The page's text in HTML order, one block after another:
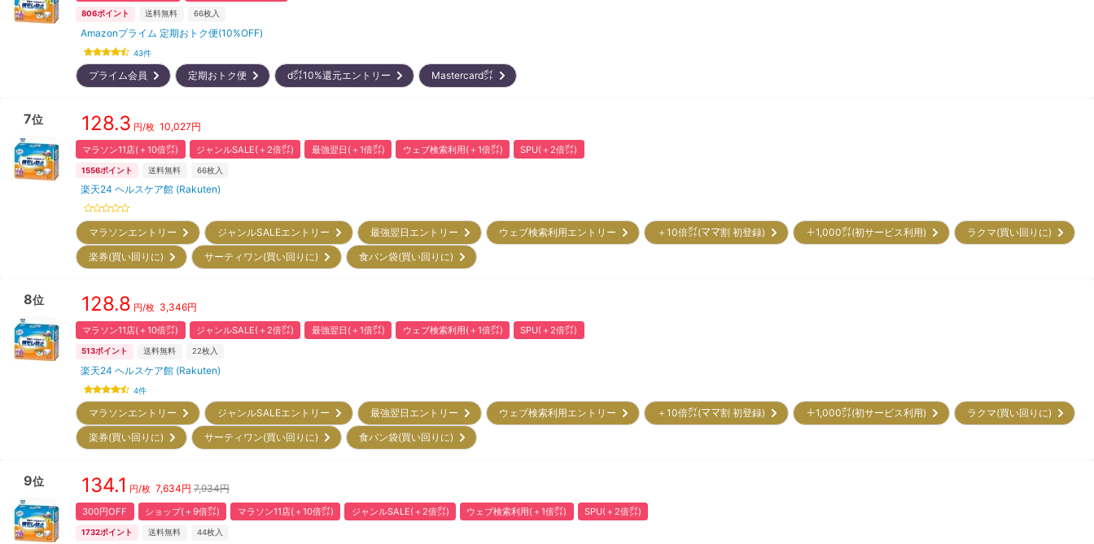
806ポイント 送料無料 66枚入
Amazonプライム 定期おトク便(10%OFF)
43件
プライム会員 定期おトク便 d㌽10%還元エントリー Mastercard㌽
7位 128.3 円/枚 10,027円
マラソン11店(＋10倍㌽) ジャンルSALE(＋2倍㌽) 最強翌日(＋1倍㌽) ウェブ検索利用(＋1倍㌽) SPU(＋2倍㌽)
1556ポイント 送料無料 66枚入
楽天24 ヘルスケア館 (Rakuten)
マラソンエントリー ジャンルSALEエントリー 最強翌日エントリー ウェブ検索利用エントリー ＋10倍㌽(ママ割 初登録) ＋1,000㌽(初サービス利用)
ラクマ(買い回りに)
楽券(買い回りに)
サーティワン(買い回りに) 食パン袋(買い回りに)
8位 128.8 円/枚 3,346円
マラソン11店(＋10倍㌽) ジャンルSALE(＋2倍㌽) 最強翌日(＋1倍㌽) ウェブ検索利用(＋1倍㌽) SPU(＋2倍㌽)
513ポイント 送料無料 22枚入
楽天24 ヘルスケア館 (Rakuten)
4件
マラソンエントリー ジャンルSALEエントリー 最強翌日エントリー ウェブ検索利用エントリー ＋10倍㌽(ママ割 初登録) ＋1,000㌽(初サービス利用)
ラクマ(買い回りに)
楽券(買い回りに)
サーティワン(買い回りに) 食パン袋(買い回りに)
9位 134.1 円/枚 7,634円 7,934円
300円OFF ショップ(＋9倍㌽) マラソン11店(＋10倍㌽) ジャンルSALE(＋2倍㌽) ウェブ検索利用(＋1倍㌽) SPU(＋2倍㌽)
1732ポイント 送料無料 44枚入